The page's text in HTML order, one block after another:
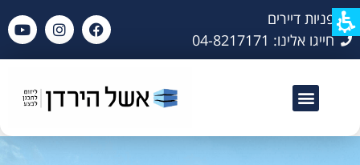
פניות דיירים
חייגו אלינו: 04-8217171